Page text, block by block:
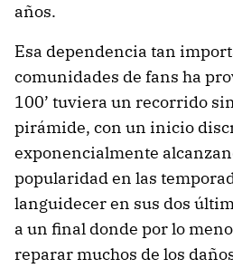
años.
Esa dependencia tan
comunidades de fans ha
100’ tuviera un recorrido
pirámide, con un inicio
exponencialmente
popularidad en las
languidecer en sus dos
a un final donde por lo
reparar muchos de los